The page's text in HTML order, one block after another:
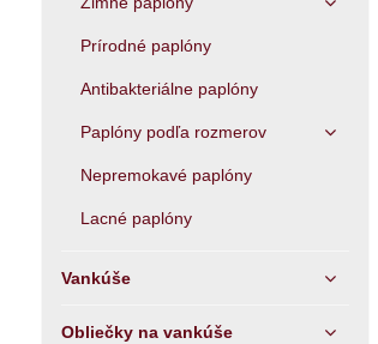
Prírodné paplóny
Antibakteriálne paplóny
Paplóny podľa rozmerov
Nepremokavé paplóny
Lacné paplóny
Vankúše
Obliečky na vankúše